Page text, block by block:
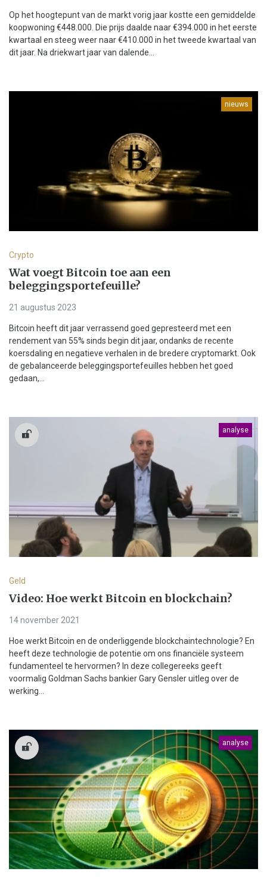
Op het hoogtepunt van de markt vorig jaar kostte een gemiddelde
koopwoning €448.000. Die prijs daalde naar €394.000 in het eerste
kwartaal en steeg weer naar €410.000 in het tweede kwartaal van
dit jaar. Na driekwart jaar van dalende...
nieuws
Crypto
Wat voegt Bitcoin toe aan een
beleggingsportefeuille?
21 augustus 2023
Bitcoin heeft dit jaar verrassend goed gepresteerd met een
rendement van 55% sinds begin dit jaar, ondanks de recente
koersdaling en negatieve verhalen in de bredere cryptomarkt. Ook
de gebalanceerde beleggingsportefeuilles hebben het goed
gedaan,...
analyse
Geld
Video: Hoe werkt Bitcoin en blockchain?
14 november 2021
Hoe werkt Bitcoin en de onderliggende blockchaintechnologie? En
heeft deze technologie de potentie om ons financiële systeem
fundamenteel te hervormen? In deze collegereeks geeft
voormalig Goldman Sachs bankier Gary Gensler uitleg over de
werking...
analyse